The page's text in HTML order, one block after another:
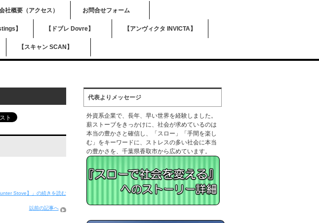
社概要（アクセス） お問合せフォーム
】 【ドブレ Dovre】 【アンヴィクタ INVICTA】
【スキャン SCAN】
Stove】」の続きを読む
以前の記事へ
代表よりメッセージ
外資系企業で、長年、早い世界を経験しました。
薪ストーブをきっかけに、社会が求めているのは
本当の豊かさと確信し、「スロー」「手間を楽し
む」をキーワードに、ストレスの多い社会に本当
の豊かさを、千葉県香取市から広めています。